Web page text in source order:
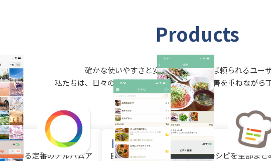
Products
確かな使いやすさと安定性で、気づけば頼られるユー
私たちは、日々の生活を支えるその価値を、改善を重ねながら
できる定番のアルバムア
レシパル
自分のレシピや料理サイトのレシピを全部まと